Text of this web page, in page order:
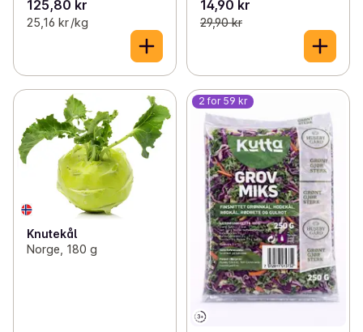
125,80 kr
25,16 kr /kg
14,90 kr
29,90 kr
Knutekål
Norge, 180 g
2 for 59 kr